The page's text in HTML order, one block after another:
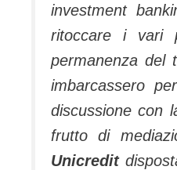
investment
ritoccare i vari
permanenza del
imbarcassero
discussione con
frutto di
Unicredit